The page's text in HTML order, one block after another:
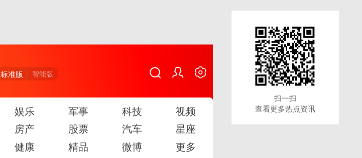
标准版 智能版
娱乐 军事 科技
视频
房产 股票 汽车
星座
健康 精品 微博 更多
扫一扫
查看更多热点资讯
扫一扫
查看更多热点资讯